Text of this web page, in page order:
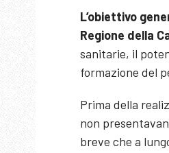
L’obiettivo
Regione della
sanitarie, il
formazione del
Prima della
non
breve che a